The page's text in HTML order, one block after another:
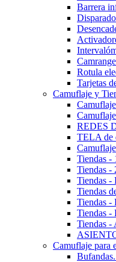
Barrera
Rotula
Tarjetas
Camuflaje y
REDES
TELA de
Tiendas
Tiendas
Tiendas -
Tiendas
Tiendas
Tiendas -
Tiendas -
Camuflaje para